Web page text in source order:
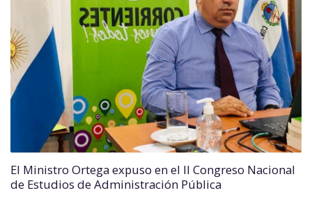
El Ministro Ortega expuso en el II Congreso Nacional
de Estudios de Administración Pública